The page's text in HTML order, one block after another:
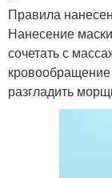
Правила
Нанесение
сочетать с
кровообращение
разгладить